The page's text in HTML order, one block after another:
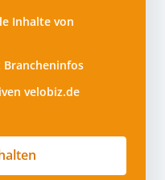
Inhalte von
velobiz.de